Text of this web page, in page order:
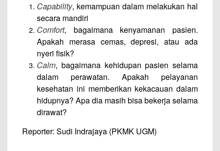
Capability, kemampuan dalam melakukan hal
secara mandiri
Comfort, bagaimana kenyamanan pasien.
Apakah merasa cemas, depresi, atau ada
nyeri fisik?
Calm, bagaimana kehidupan pasien selama
dalam perawatan. Apakah pelayanan
kesehatan ini memberikan kekacauan dalam
hidupnya? Apa dia masih bisa bekerja selama
dirawat?
Reporter: Sudi Indrajaya (PKMK UGM)